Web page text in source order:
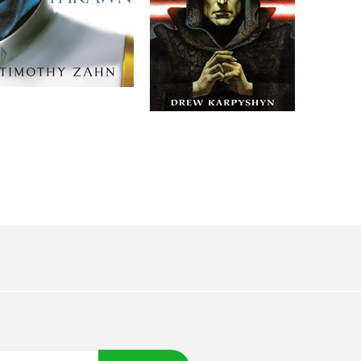
Do košíku
399 Kč
319 Kč
Do košíku
399 Kč
319 Kč